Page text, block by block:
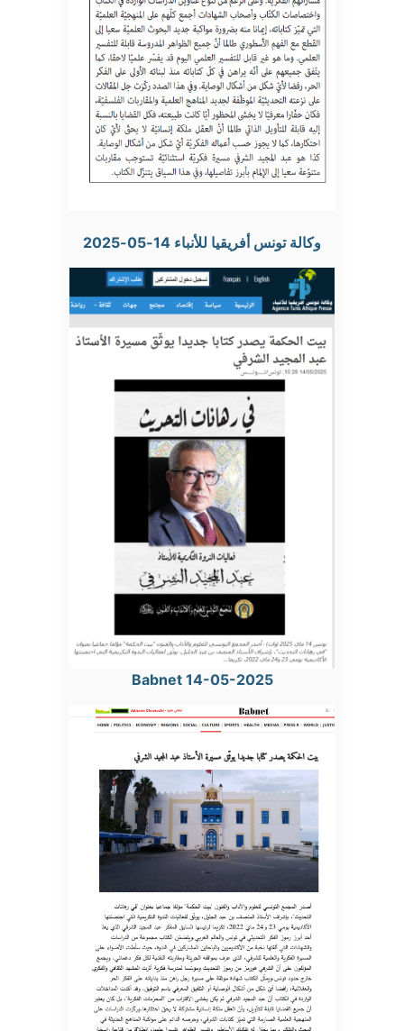
وكالة تونس أفريقيا للأنباء 14-05-2025
Babnet 14-05-2025